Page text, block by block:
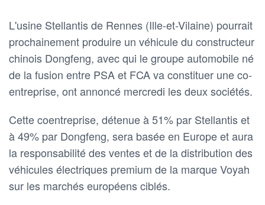
L'usine Stellantis de Rennes (Ille-et-Vilaine) pourrait
‌prochainement produire un véhicule du constructeur
chinois Dongfeng, avec qui le groupe automobile ​né
de la fusion entre PSA et FCA va constituer une co-
entreprise, ont annoncé mercredi les deux sociétés.
Cette coentreprise, détenue à 51% par Stellantis et
à 49% par ​Dongfeng, sera basée en Europe et aura
la responsabilité des ventes et de la distribution des
véhicules ​électriques premium de la marque Voyah
sur ⁠les marchés européens ciblés.